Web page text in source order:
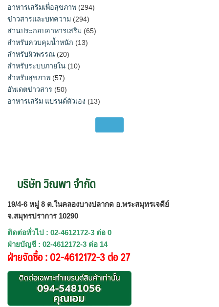
อาหารเสริมเพื่อสุขภาพ (294)
ข่าวสารและบทความ (294)
ส่วนประกอบอาหารเสริม (65)
สำหรับควบคุมน้ำหนัก (13)
สำหรับผิวพรรณ (20)
สำหรับระบบภายใน (10)
สำหรับสุขภาพ (57)
อัพเดตข่าวสาร (50)
อาหารเสริม แบรนด์ตัวเอง (13)
บริษัท วิณพา จำกัด
19/4-6 หมู่ 8 ต.ในคลองบางปลากด อ.พระสมุทรเจดีย์
จ.สมุทรปราการ 10290
ติดต่อทั่วไป : 02-4612172-3 ต่อ 0
ฝ่ายบัญชี : 02-4612172-3 ต่อ 14
ฝ่ายจัดซื้อ : 02-4612172-3 ต่อ 27